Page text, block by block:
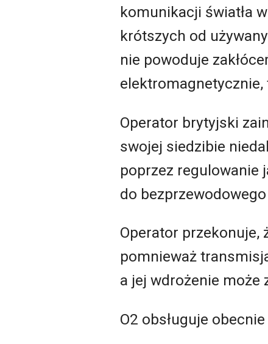
komunikacji światła
krótszych od
nie powoduje
Operator brytyjski
swojej siedzibie
poprzez regulowanie
do
Operator przekonuje,
pomnieważ
a jej wdrożenie może
O2 obsługuje